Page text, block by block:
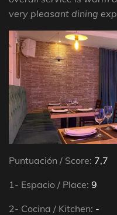
very pleasant dining
Puntuación / Score: 7,7
1- Espacio / Place: 9
2- Cocina / Kitchen: -